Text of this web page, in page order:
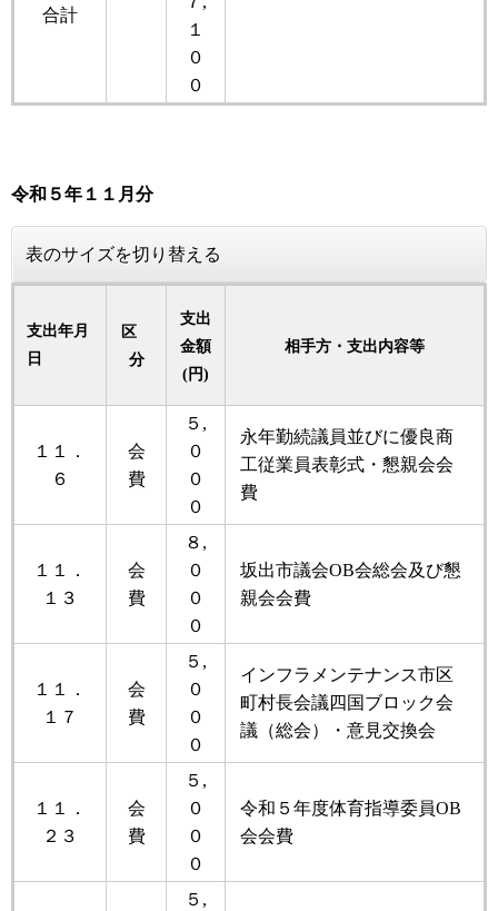
合計
１
０
０
令和５年 １１月分
表のサイズを切り替える
支出年月
日
区
分
支出
金額
(円)
相手方・支出内容等
１１．
６
会
費
５,
０
０
０
永年勤続議員並びに優良商
工従業員表彰式・懇親会会
費
１１．
１３
会
費
８,
０
０
０
坂出市議会OB会総会及び懇
親会会費
１１．
１７
会
費
５,
０
０
０
インフラメンテナンス市区
町村長会議四国ブロック会
議（総会）・意見交換会
１１．
２３
会
費
５,
０
０
０
令和５年度体育指導委員OB
会会費
５,